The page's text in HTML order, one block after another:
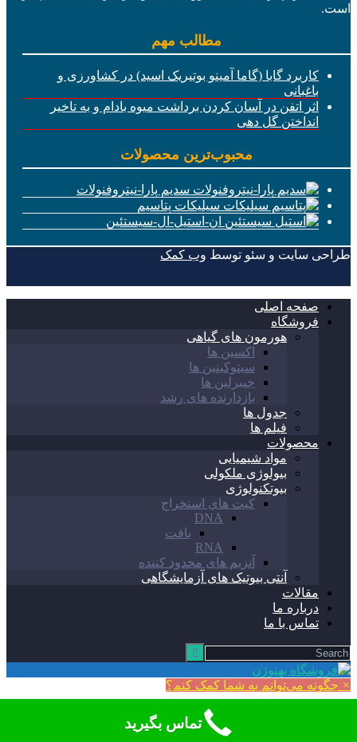
است.
مطالب مهم
کاربرد گابا (گاما آمینو بوتیریک اسید) در کشاورزی و
باغبانی
اثر اتفن در آسان کردن برداشت میوه بادام و به تاخیر
انداختن گل دهی
محبوب‌ترین محصولات
سدیم پارا-نیتروفنولات
سیلیکات پتاسیم
ان-استیل-ال-سیستئین
طراحی سایت و سئو توسط وب کمک
صفحه اصلی
فروشگاه
هورمون های گیاهی
اکسین ها
سیتوکینین ها
جیبرلین ها
بازدارنده های رشد
جدول ها
فیلم ها
محصولات
مواد شیمیایی
بیولوژی ملکولی
بیوتکنولوژی
کیت های استخراج
DNA
بافت
RNA
آنزیم های محدود کننده
آنتی بیوتیک های آزمایشگاهی
مقالات
درباره ما
تماس با ما
تماس بگیرید
× چگونه می‌توانم به شما کمک کنم؟